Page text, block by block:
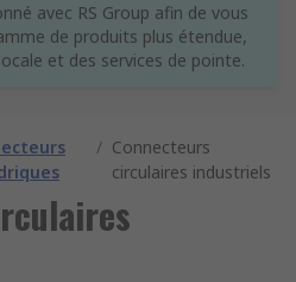
avec RS Group afin de vous
de produits plus étendue,
et des services de pointe.
/ Connecteurs
circulaires industriels